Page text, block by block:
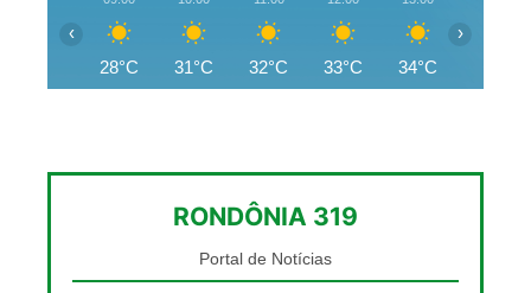
28°C 31°C 32°C 33°C 34°C
‹ ›
RONDÔNIA 319
Portal de Notícias